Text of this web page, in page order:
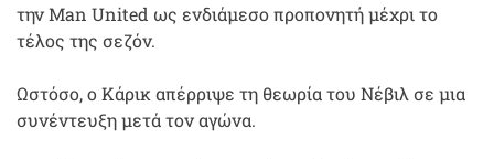
την Man United ως ενδιάμεσο προπονητή μέχρι το
τέλος της σεζόν.
Ωστόσο, ο Κάρικ απέρριψε τη θεωρία του Νέβιλ σε μια
συνέντευξη μετά τον αγώνα.